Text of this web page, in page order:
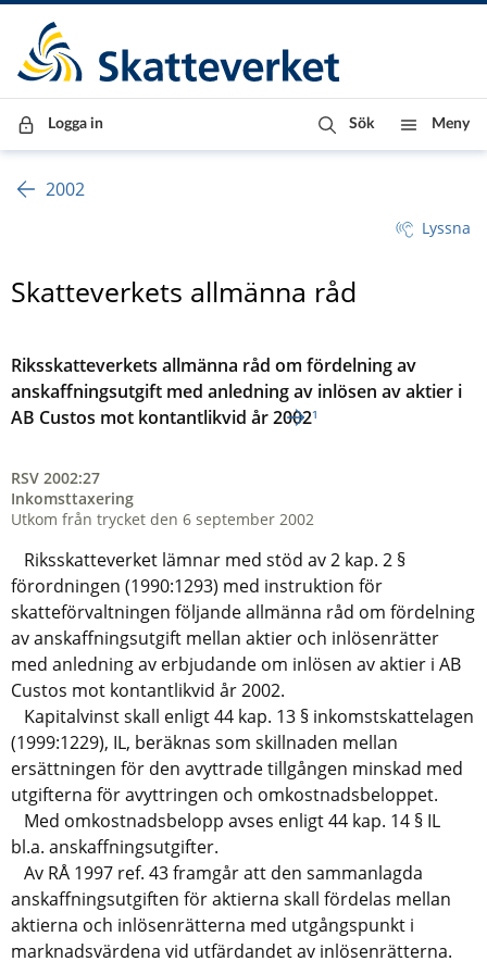
Till innehåll
Till navigationen
Till chattrobot
Logga in Sök Meny
2002
Lyssna
Skatteverkets allmänna råd
Riksskatteverkets allmänna råd om fördelning av
anskaffningsutgift med anledning av inlösen av aktier i
AB Custos mot kontantlikvid år 2002¹
RSV 2002:27
Inkomsttaxering
Utkom från trycket den 6 september 2002
Riksskatteverket lämnar med stöd av 2 kap. 2 §
förordningen (1990:1293) med instruktion för
skatteförvaltningen följande allmänna råd om fördelning
av anskaffningsutgift mellan aktier och inlösenrätter
med anledning av erbjudande om inlösen av aktier i AB
Custos mot kontantlikvid år 2002.
Kapitalvinst skall enligt 44 kap. 13 § inkomstskattelagen
(1999:1229), IL, beräknas som skillnaden mellan
ersättningen för den avyttrade tillgången minskad med
utgifterna för avyttringen och omkostnadsbeloppet.
Med omkostnadsbelopp avses enligt 44 kap. 14 § IL
bl.a. anskaffningsutgifter.
Av RÅ 1997 ref. 43 framgår att den sammanlagda
anskaffningsutgiften för aktierna skall fördelas mellan
aktierna och inlösenrätterna med utgångspunkt i
marknadsvärdena vid utfärdandet av inlösenrätterna.